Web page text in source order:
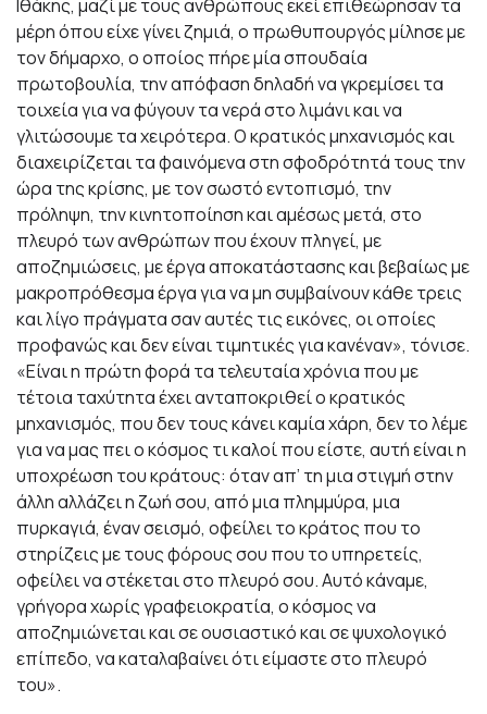
Ιθάκης, μαζί με τους ανθρώπους εκεί επιθεώρησαν τα
μέρη όπου είχε γίνει ζημιά, ο πρωθυπουργός μίλησε με
τον δήμαρχο, ο οποίος πήρε μία σπουδαία
πρωτοβουλία, την απόφαση δηλαδή να γκρεμίσει τα
τοιχεία για να φύγουν τα νερά στο λιμάνι και να
γλιτώσουμε τα χειρότερα. Ο κρατικός μηχανισμός και
διαχειρίζεται τα φαινόμενα στη σφοδρότητά τους την
ώρα της κρίσης, με τον σωστό εντοπισμό, την
πρόληψη, την κινητοποίηση και αμέσως μετά, στο
πλευρό των ανθρώπων που έχουν πληγεί, με
αποζημιώσεις, με έργα αποκατάστασης και βεβαίως με
μακροπρόθεσμα έργα για να μη συμβαίνουν κάθε τρεις
και λίγο πράγματα σαν αυτές τις εικόνες, οι οποίες
προφανώς και δεν είναι τιμητικές για κανέναν», τόνισε.
«Είναι η πρώτη φορά τα τελευταία χρόνια που με
τέτοια ταχύτητα έχει ανταποκριθεί ο κρατικός
μηχανισμός, που δεν τους κάνει καμία χάρη, δεν το λέμε
για να μας πει ο κόσμος τι καλοί που είστε, αυτή είναι η
υποχρέωση του κράτους: όταν απ’ τη μια στιγμή στην
άλλη αλλάζει η ζωή σου, από μια πλημμύρα, μια
πυρκαγιά, έναν σεισμό, οφείλει το κράτος που το
στηρίζεις με τους φόρους σου που το υπηρετείς,
οφείλει να στέκεται στο πλευρό σου. Αυτό κάναμε,
γρήγορα χωρίς γραφειοκρατία, ο κόσμος να
αποζημιώνεται και σε ουσιαστικό και σε ψυχολογικό
επίπεδο, να καταλαβαίνει ότι είμαστε στο πλευρό
του».